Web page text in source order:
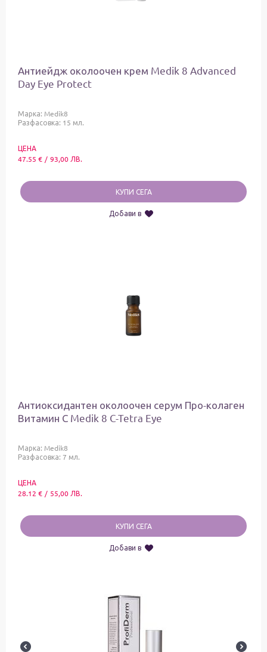
Антиейдж околоочен крем Medik 8 Advanced
Day Eye Protect
Марка: Medik8
Разфасовка: 15 мл.
ЦЕНА
47.55 € / 93,00 ЛВ.
КУПИ СЕГА
Добави в
Антиоксидантен околоочен серум Про-колаген
Витамин С Medik 8 C-Tetra Eye
Марка: Medik8
Разфасовка: 7 мл.
ЦЕНА
28.12 € / 55,00 ЛВ.
КУПИ СЕГА
Добави в